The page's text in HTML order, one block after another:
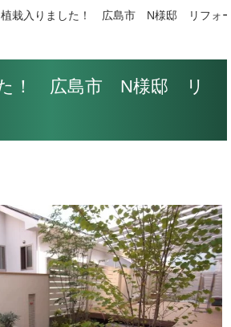
植栽入りました！ 広島市 N様邸 リフォ
た！ 広島市 N様邸 リ